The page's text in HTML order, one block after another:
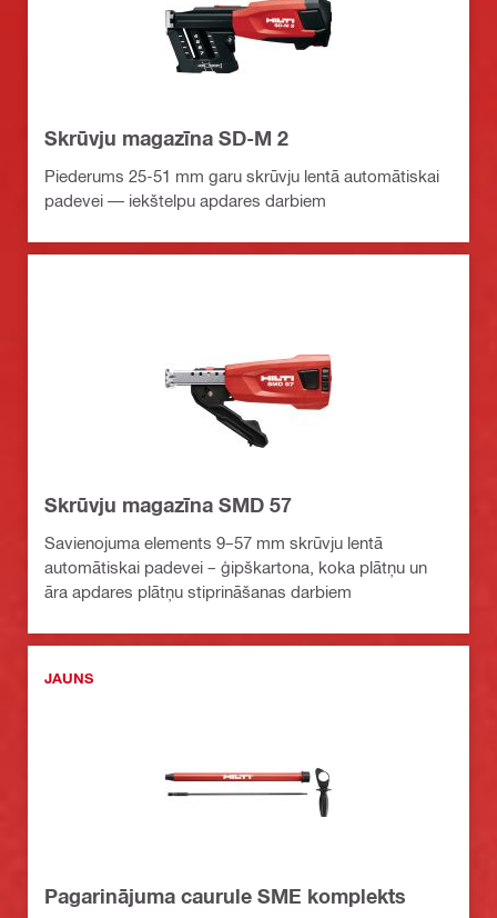
Skrūvju magazīna SD-M 2
Piederums 25-51 mm garu skrūvju lentā automātiskai
padevei — iekštelpu apdares darbiem
Skrūvju magazīna SMD 57
Savienojuma elements 9–57 mm skrūvju lentā
automātiskai padevei – ģipškartona, koka plātņu un
āra apdares plātņu stiprināšanas darbiem
JAUNS
Pagarinājuma caurule SME komplekts